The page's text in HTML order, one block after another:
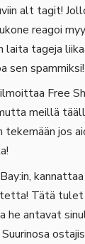
alt tagit!
reagoi
laita tageja
sen spammiksi!
Free
meillä
tekemään jos
kannattaa
Tätä tulet
antavat